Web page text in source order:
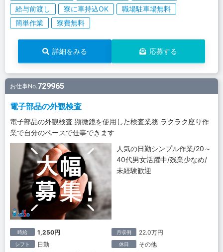
給与前渡し
寮に車持込OK
職場駐車場無料
簡単作業
寮費無料
詳細をみる 応募する
お仕事No.729965
電子部品の外観検査
電子部品の外観検査 顕微鏡を使用した検査業務 ラクラク座り作
業で自分のペースで仕事できます
人気の日勤シンプル作業/20～
40代男女活躍中/残業少なめ/
未経験歓迎
時給 1,250円 月収例 22.0万円
シフト 日勤 休日 その他